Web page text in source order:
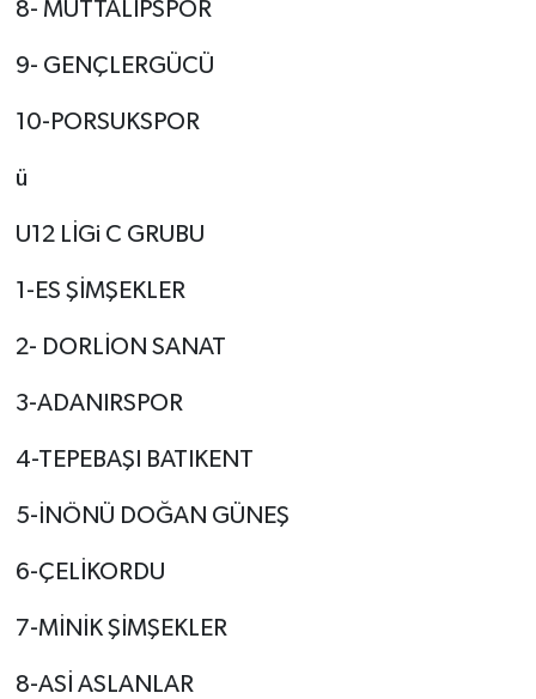
8- MUTTALIPSPOR
9- GENÇLERGÜCÜ
10-PORSUKSPOR
ü
U12 LİGi C GRUBU
1-ES ŞİMŞEKLER
2- DORLİON SANAT
3-ADANIRSPOR
4-TEPEBAŞI BATIKENT
5-İNÖNÜ DOĞAN GÜNEŞ
6-ÇELİKORDU
7-MİNİK ŞİMŞEKLER
8-ASİ ASLANLAR